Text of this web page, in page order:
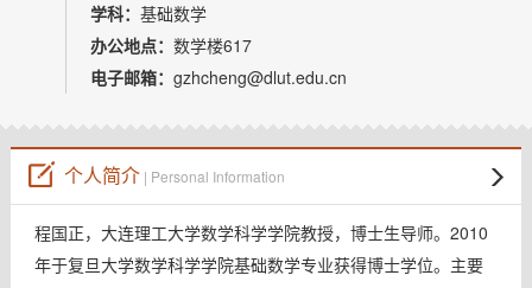
教师博客
学科： 基础数学
办公地点： 数学楼617
电子邮箱： gzhcheng@dlut.edu.cn
个人简介| Personal Information
程国正，大连理工大学数学科学学院教授，博士生导师。2010
年于复旦大学数学科学学院基础数学专业获得博士学位。主要